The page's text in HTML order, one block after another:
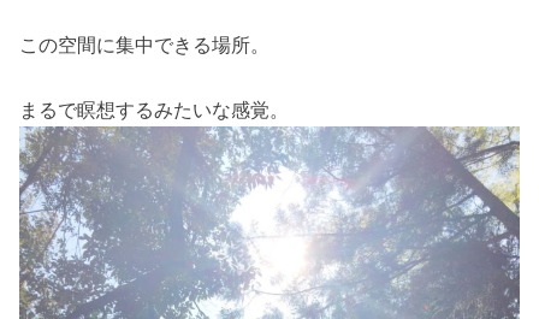
この空間に集中できる場所。
まるで瞑想するみたいな感覚。